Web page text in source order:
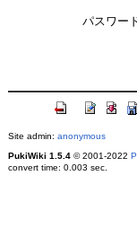
パスワー
Site admin: anonymous
PukiWiki 1.5.4© 2001-2022
convert time: 0.003 sec.